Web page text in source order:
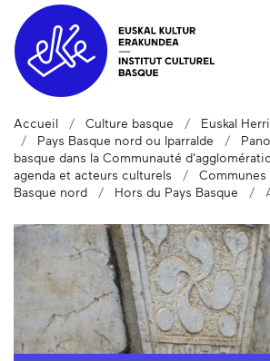
Accueil Culture basque
Euskal
Pays Basque nord ou Iparralde
basque dans la Communauté
agenda et acteurs culturels
Communes
Basque nord
Hors du Pays Basque